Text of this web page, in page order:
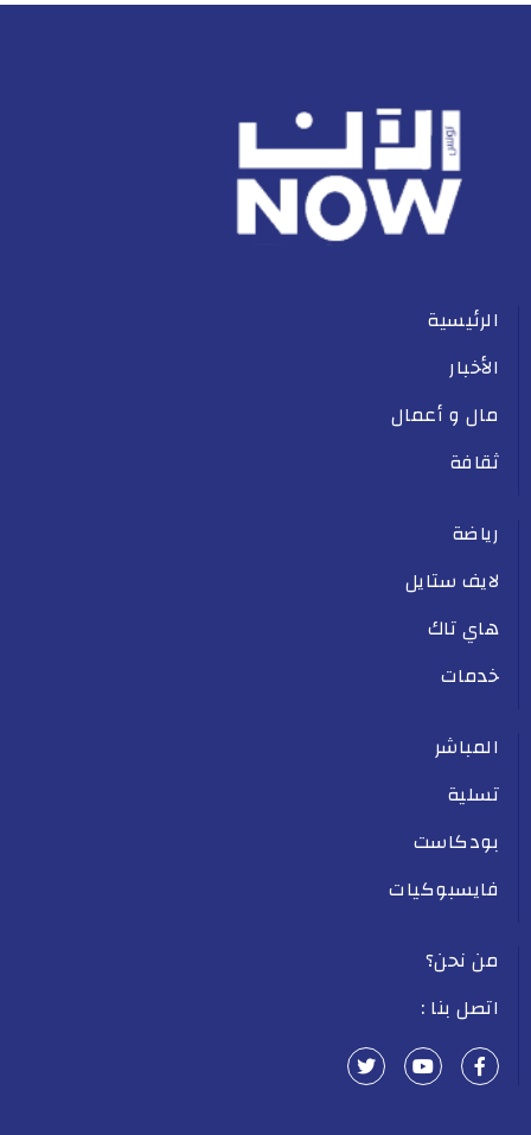
الرئيسية
الأخبار
مال و أعمال
ثقافة
رياضة
لايف ستايل
هاي تاك
خدمات
المباشر
تسلية
بودكاست
فايسبوكيات
من نحن؟
اتصل بنا :